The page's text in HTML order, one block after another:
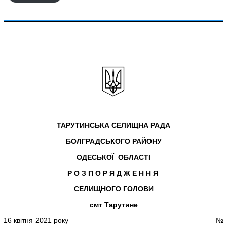
ТАРУТИНСЬКА СЕЛИЩНА РАДА
БОЛГРАДСЬКОГО РАЙОНУ
ОДЕСЬКОЇ ОБЛАСТІ
Р О З П О Р Я Д Ж Е Н Н Я
СЕЛИЩНОГО ГОЛОВИ
смт Тарутине
16 квітня 2021 року №